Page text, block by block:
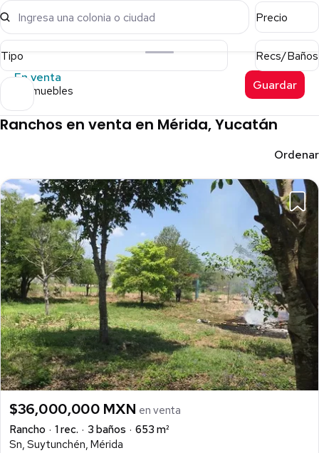
Ingresa una colonia o ciudad Precio
Tipo
Recs/Baños
En venta
9 inmuebles Guardar
Ranchos en venta en Mérida, Yucatán
Ordenar
$36,000,000 MXN en venta
Rancho
1 rec. 3 baños
653 m²
Sn, Suytunchén, Mérida